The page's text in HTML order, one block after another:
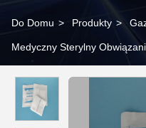
Do Domu > Produkty >
Medyczny Sterylny